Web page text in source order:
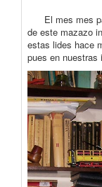
El mes mes
de este mazazo
estas lides hace
pues en